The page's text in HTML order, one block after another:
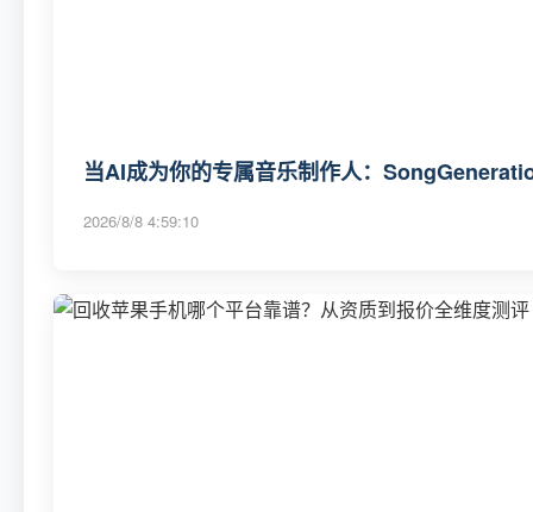
当AI成为你的专属音乐制作人：
2026/8/8 4:59:10